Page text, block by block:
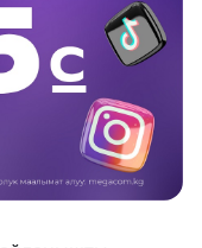
Соц. тармактар
MEGAда иште